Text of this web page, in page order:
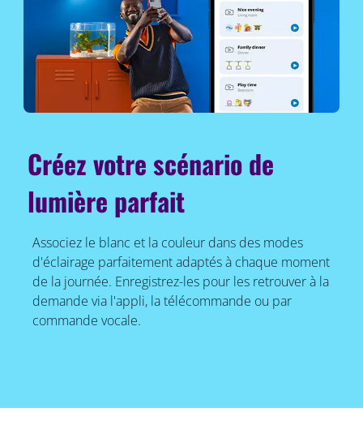
Créez votre scénario de
lumière parfait
Associez le blanc et la couleur dans des modes
d'éclairage parfaitement adaptés à chaque moment
de la journée. Enregistrez-les pour les retrouver à la
demande via l'appli, la télécommande ou par
commande vocale.